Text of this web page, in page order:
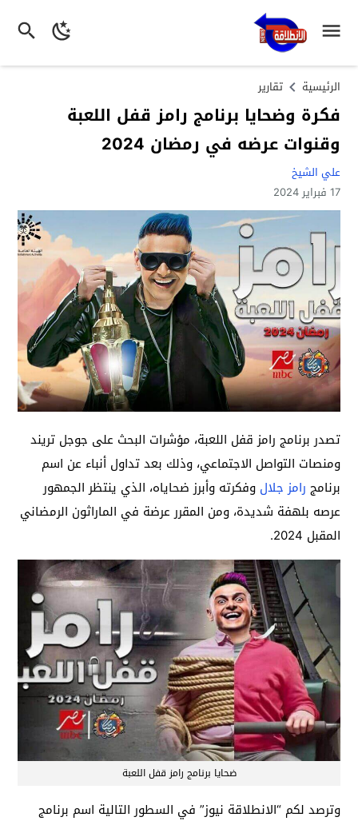
الرئيسية تقارير
فكرة وضحايا برنامج رامز قفل اللعبة
وقنوات عرضه في رمضان 2024
علي الشيخ
17 فبراير 2024
تصدر برنامج رامز قفل اللعبة، مؤشرات البحث على جوجل تريند
ومنصات التواصل الاجتماعي، وذلك بعد تداول أنباء عن اسم
برنامج رامز جلال وفكرته وأبرز ضحاياه، الذي ينتظر الجمهور
عرصه بلهفة شديدة، ومن المقرر عرضة في الماراثون الرمضاني
المقبل 2024.
ضحايا برنامج رامز قفل اللعبة
وترصد لكم “الانطلاقة نيوز” في السطور التالية اسم برنامج